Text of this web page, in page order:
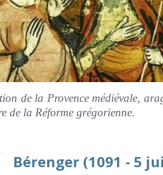
de la Provence médiévale,
de la Réforme grégorienne.
Bérenger (1091 - 5